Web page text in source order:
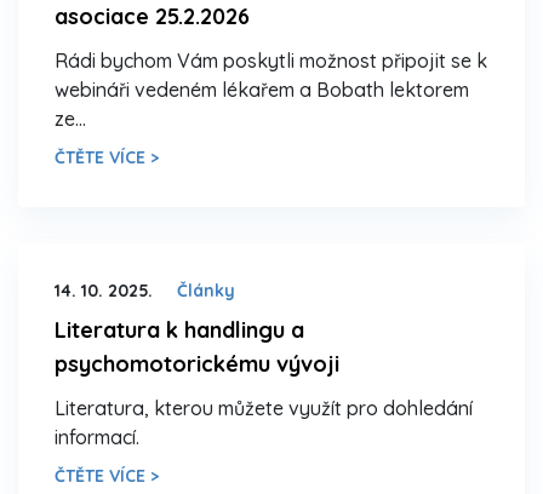
asociace 25.2.2026
Rádi bychom Vám poskytli možnost připojit se k
webináři vedeném lékařem a Bobath lektorem
ze…
ČTĚTE VÍCE >
14. 10. 2025. Články
Literatura k handlingu a
psychomotorickému vývoji
Literatura, kterou můžete využít pro dohledání
informací.
ČTĚTE VÍCE >